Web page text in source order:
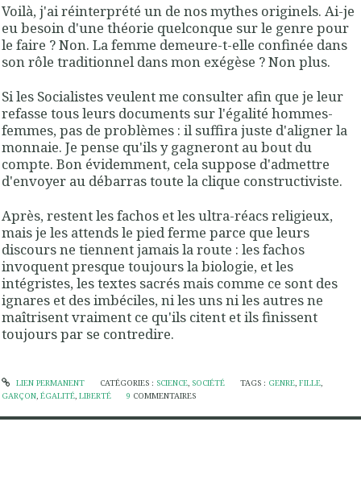
Voilà, j'ai réinterprété un de nos mythes originels. Ai-je
eu besoin d'une théorie quelconque sur le genre pour
le faire ? Non. La femme demeure-t-elle confinée dans
son rôle traditionnel dans mon exégèse ? Non plus.
Si les Socialistes veulent me consulter afin que je leur
refasse tous leurs documents sur l'égalité hommes-
femmes, pas de problèmes : il suffira juste d'aligner la
monnaie. Je pense qu'ils y gagneront au bout du
compte. Bon évidemment, cela suppose d'admettre
d'envoyer au débarras toute la clique constructiviste.
Après, restent les fachos et les ultra-réacs religieux,
mais je les attends le pied ferme parce que leurs
discours ne tiennent jamais la route : les fachos
invoquent presque toujours la biologie, et les
intégristes, les textes sacrés mais comme ce sont des
ignares et des imbéciles, ni les uns ni les autres ne
maîtrisent vraiment ce qu'ils citent et ils finissent
toujours par se contredire.
LIEN PERMANENT CATÉGORIES : SCIENCE, SOCIÉTÉ TAGS : GENRE,FILLE,
GARÇON, ÉGALITÉ, LIBERTÉ 9 COMMENTAIRES